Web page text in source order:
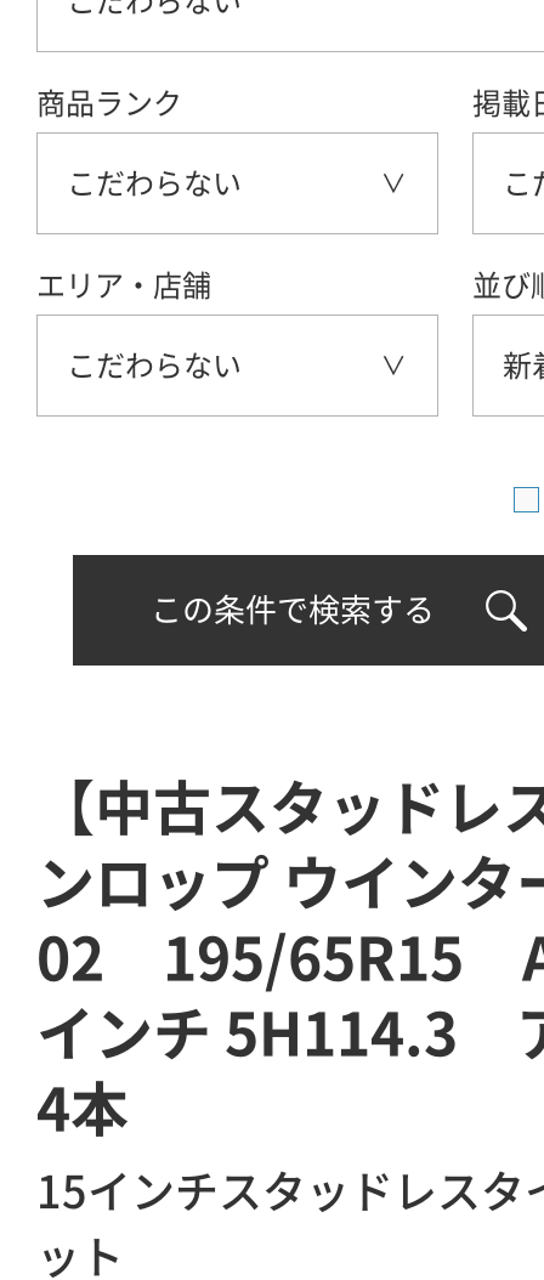
商品ランク
こだわらない
掲載
こ
エリア・店舗
こだわらない
並び
新
この条件で検索する
【中古スタッドレ
ンロップ ウインタ
02 195/65R15
インチ 5H114.3
4本
15インチスタッドレスタ
ット